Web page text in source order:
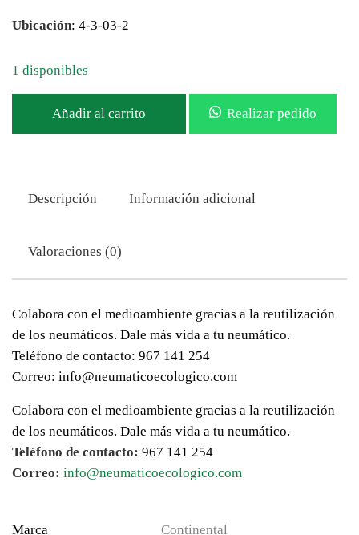
Ubicación: 4-3-03-2
1 disponibles
Añadir al carrito Realizar pedido
Descripción Información adicional
Valoraciones (0)
Colabora con el medioambiente gracias a la reutilización
de los neumáticos. Dale más vida a tu neumático.
Teléfono de contacto: 967 141 254
Correo: info@neumaticoecologico.com
Colabora con el medioambiente gracias a la reutilización
de los neumáticos. Dale más vida a tu neumático.
Teléfono de contacto: 967 141 254
Correo: info@neumaticoecologico.com
Marca Continental